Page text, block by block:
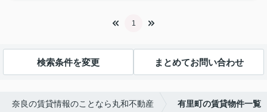
1
検索条件を変更 まとめてお問い合わせ
奈良の賃貸情報のことなら丸和不動産 有里町の賃貸物件一覧